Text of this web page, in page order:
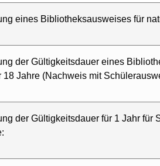
eines Bibliotheksausweises für
der Gültigkeitsdauer eines
Jahre (Nachweis mit
der Gültigkeitsdauer für 1 Jahr für